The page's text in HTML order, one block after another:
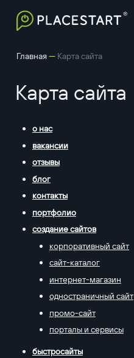
Главная— Карта сайта
Карта сайта
о нас
вакансии
отзывы
блог
контакты
портфолио
создание сайтов
корпоративный сайт
сайт-каталог
интернет-магазин
одностраничный сайт
промо-сайт
порталы и сервисы
быстросайты